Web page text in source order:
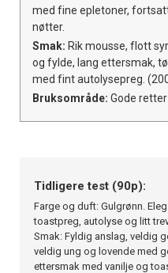
med fine epletoner,
nøtter.
Smak: Rik mousse, flott
og fylde, lang ettersmak,
med fint autolysepreg.
Bruksområde: Gode
Tidligere test (90p):
Farge og duft: Gulgrønn.
toastpreg, autolyse og litt
Smak: Fyldig anslag, veldig
veldig ung og lovende med
ettersmak med vanilje og